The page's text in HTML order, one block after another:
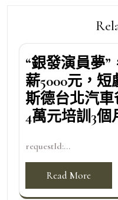
“銀發演員夢”
薪5000元，短
斯德台北汽
4萬元培訓3個
requestId:...
Read More